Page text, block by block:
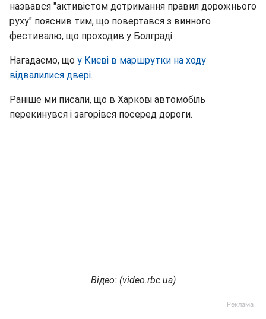
назвався "активістом дотримання правил дорожнього
руху" пояснив тим, що повертався з винного
фестивалю, що проходив у Болграді.
Нагадаємо, що у Києві в маршрутки на ходу
відвалилися двері.
Раніше ми писали, що в Харкові автомобіль
перекинувся і загорівся посеред дороги.
Відео: (video.rbc.ua)